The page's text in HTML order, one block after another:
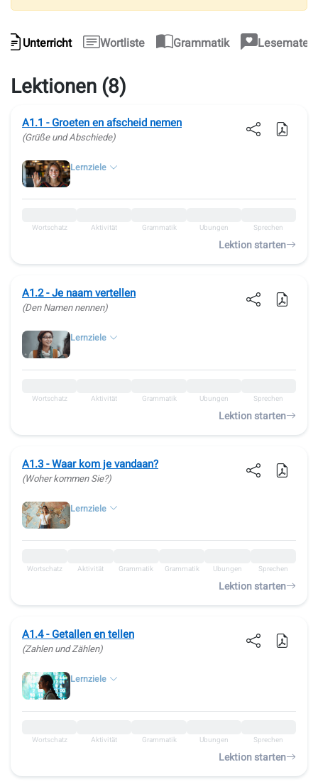
Unterricht Wortliste Grammatik
Lektionen (8)
A1.1 - Groeten en afscheid nemen
(Grüße und Abschiede)
Lernziele
Wortschatz Aktivität Grammatik Übungen Sprechen
Lektion starten
A1.2 - Je naam vertellen
(Den Namen nennen)
Lernziele
Wortschatz Aktivität Grammatik Übungen Sprechen
Lektion starten
A1.3 - Waar kom je vandaan?
(Woher kommen Sie?)
Lernziele
Wortschatz Aktivität Grammatik Grammatik Übungen Sprechen
Lektion starten
A1.4 - Getallen en tellen
(Zahlen und Zählen)
Lernziele
Wortschatz Aktivität Grammatik Übungen Sprechen
Lektion starten